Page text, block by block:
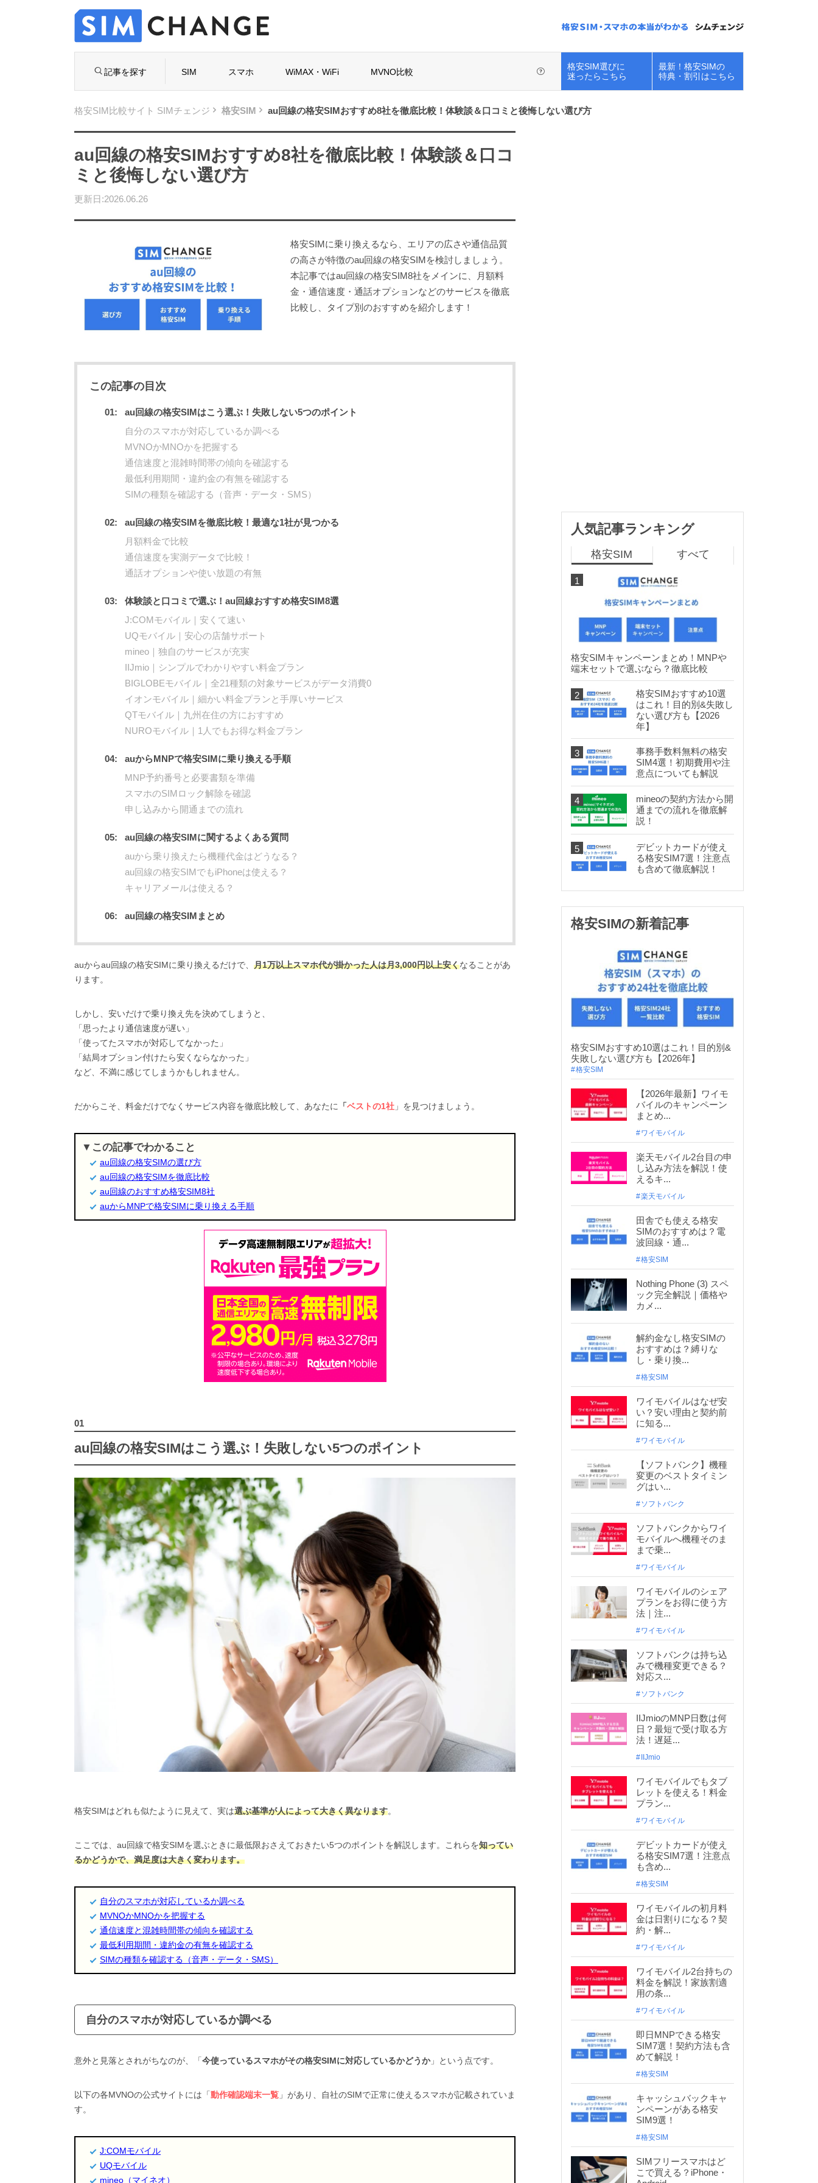
記事を探す
検索
初めての格安SIM選び方ガイド
SIM スマホ WiMAX・WiFi MVNO比較
初めての格安SIM選び方ガイド 当サイトについて
格安SIM選びに
迷ったらこちら
最新！格安SIMの
特典・割引はこちら
格安SIM比較サイト SIMチェンジ 格安SIM au回線の格安SIMおすすめ8社を徹底比較！体験談＆口コミと後悔しない選び方
au回線の格安SIMおすすめ8社を徹底比較！体験談＆口コ
ミと後悔しない選び方
更新日:2026.06.26
格安SIMに乗り換えるなら、エリアの広さや通信品質
の高さが特徴のau回線の格安SIMを検討しましょう。
本記事ではau回線の格安SIM8社をメインに、月額料
金・通信速度・通話オプションなどのサービスを徹底
比較し、タイプ別のおすすめを紹介します！
この記事の目次
au回線の格安SIMはこう選ぶ！失敗しない5つのポイント
自分のスマホが対応しているか調べる
MVNOかMNOかを把握する
通信速度と混雑時間帯の傾向を確認する
最低利用期間・違約金の有無を確認する
SIMの種類を確認する（音声・データ・SMS）
au回線の格安SIMを徹底比較！最適な1社が見つかる
月額料金で比較
通信速度を実測データで比較！
通話オプションや使い放題の有無
体験談と口コミで選ぶ！au回線おすすめ格安SIM8選
J:COMモバイル｜安くて速い
UQモバイル｜安心の店舗サポート
mineo｜独自のサービスが充実
IIJmio｜シンプルでわかりやすい料金プラン
BIGLOBEモバイル｜全21種類の対象サービスがデータ消費0
イオンモバイル｜細かい料金プランと手厚いサービス
QTモバイル｜九州在住の方におすすめ
NUROモバイル｜1人でもお得な料金プラン
auからMNPで格安SIMに乗り換える手順
MNP予約番号と必要書類を準備
スマホのSIMロック解除を確認
申し込みから開通までの流れ
au回線の格安SIMに関するよくある質問
auから乗り換えたら機種代金はどうなる？
au回線の格安SIMでもiPhoneは使える？
キャリアメールは使える？
au回線の格安SIMまとめ
auからau回線の格安SIMに乗り換えるだけで、 月1万以上スマホ代が掛かった人は月3,000円以上安くなることがあ
ります。
しかし、安いだけで乗り換え先を決めてしまうと、
「思ったより通信速度が遅い」
「使ってたスマホが対応してなかった」
「結局オプション付けたら安くならなかった」
など、不満に感じてしまうかもしれません。
だからこそ、料金だけでなくサービス内容を徹底比較して、あなたに 「 ベストの1社 」を見つけましょう。
この記事でわかること
au回線の格安SIMの選び方
au回線の格安SIMを徹底比較
au回線のおすすめ格安SIM8社
auからMNPで格安SIMに乗り換える手順
au回線の格安SIMはこう選ぶ！失敗しない5つのポイント
格安SIMはどれも似たように見えて、実は選ぶ基準が人によって大きく異なります。
ここでは、au回線で格安SIMを選ぶときに最低限おさえておきたい5つのポイントを解説します。これらを知ってい
るかどうかで、満足度は大きく変わります。
自分のスマホが対応しているか調べる
MVNOかMNOかを把握する
通信速度と混雑時間帯の傾向を確認する
最低利用期間・違約金の有無を確認する
SIMの種類を確認する（音声・データ・SMS）
自分のスマホが対応しているか調べる
意外と見落とされがちなのが、「 今使っているスマホがその格安SIMに対応しているかどうか」という点です。
以下の各MVNOの公式サイトには「 動作確認端末一覧 」があり、自社のSIMで正常に使えるスマホが記載されていま
す。
J:COMモバイル
UQモバイル
mineo（マイネオ）
人気記事ランキング
格安SIM すべて
格安SIMキャンペーンまとめ！MNPや
端末セットで選ぶなら？徹底比較
格安SIMおすすめ10選
はこれ！目的別&失敗し
ない選び方も【2026
年】
事務手数料無料の格安
SIM4選！初期費用や注
意点についても解説
mineoの契約方法から開
通までの流れを徹底解
説！
デビットカードが使え
る格安SIM7選！注意点
も含めて徹底解説！
格安SIMの新着記事
格安SIMおすすめ10選はこれ！目的別&
失敗しない選び方も【2026年】
格安SIM
【2026年最新】ワイモ
バイルのキャンペーン
まとめ...
ワイモバイル
楽天モバイル2台目の申
し込み方法を解説！使
えるキ...
楽天モバイル
田舎でも使える格安
SIMのおすすめは？電
波回線・通...
格安SIM
Nothing Phone (3) スペ
ック完全解説｜価格や
カメ...
解約金なし格安SIMの
おすすめは？縛りな
し・乗り換...
格安SIM
ワイモバイルはなぜ安
い？安い理由と契約前
に知る...
ワイモバイル
【ソフトバンク】機種
変更のベストタイミン
グはい...
ソフトバンク
ソフトバンクからワイ
モバイルへ機種そのま
まで乗...
ワイモバイル
ワイモバイルのシェア
プランをお得に使う方
法｜注...
ワイモバイル
ソフトバンクは持ち込
みで機種変更できる？
対応ス...
ソフトバンク
IIJmioのMNP日数は何
日？最短で受け取る方
法！遅延...
IIJmio
ワイモバイルでもタブ
レットを使える！料金
プラン...
ワイモバイル
デビットカードが使え
る格安SIM7選！注意点
も含め...
格安SIM
ワイモバイルの初月料
金は日割りになる？契
約・解...
ワイモバイル
ワイモバイル2台持ちの
料金を解説！家族割適
用の条...
ワイモバイル
即日MNPできる格安
SIM7選！契約方法も含
めて解説！
格安SIM
キャッシュバックキャ
ンペーンがある格安
SIM9選！
格安SIM
SIMフリースマホはど
こで買える？iPhone・